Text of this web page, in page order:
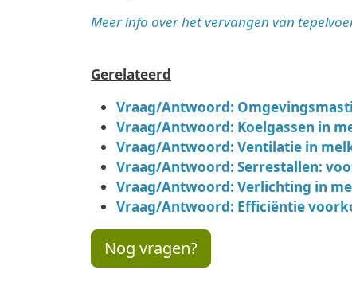
Meer info over het vervangen van
Gerelateerd
Vraag/Antwoord:
Vraag/Antwoord: Koelgassen in
Vraag/Antwoord: Ventilatie in
Vraag/Antwoord: Serrestallen:
Vraag/Antwoord: Verlichting in
Vraag/Antwoord: Efficiëntie
Nog vragen?